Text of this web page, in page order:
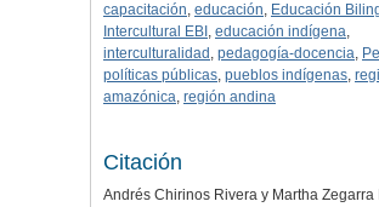
capacitación, educación, Educación
Intercultural EBI , educación indígena,
interculturalidad , pedagogía-docencia,
políticas públicas, pueblos indígenas,
amazónica, región andina
Citación
Andrés Chirinos Rivera y Martha Zegarra